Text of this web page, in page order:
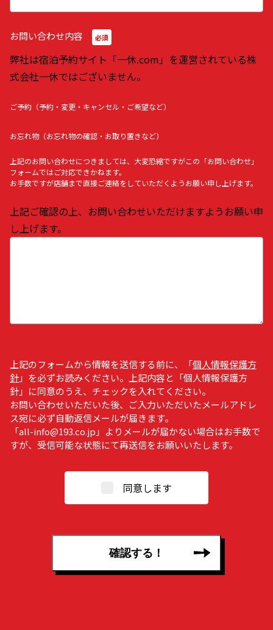
お問い合わせ内容 必須
弊社は宿泊予約サイト「一休.com」を運営されている株
式会社一休ではございません。
ご予約（予約・変更・キャンセル・ご希望など）
お忘れ物（お忘れ物の確認・お取り置きなど）
上記のお問い合わせにつきましては、大変恐縮ですがこの「お問い合わせ」
フォームではご対応できかねます。
お手数ですが店舗まで直接ご連絡をしていただくようお願い申し上げます。
上記ご確認の上、お問い合わせいただけますようお願い申
し上げます。
上記のフォームから情報を送信する前に、「個人情報保護方
針」を必ずお読みください。上記内容と「個人情報保護方
針」に同意のうえ、チェックを入れてください。
お問い合わせいただいた後、ご入力いただいたメールアドレ
ス宛に必ず自動返信メールが届きます。
「all-info@193.co.jp」よりメールが届かない場合はお手数で
すが、受信可能な状態にて再送信をお願いいたします。
同意します
確認する！